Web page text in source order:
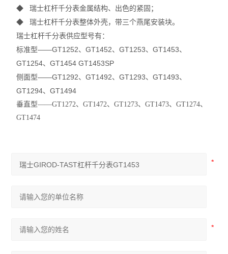
◆
瑞士杠杆千分表金属结构、出色的紧固；
◆
瑞士杠杆千分表整体外壳，带三个燕尾安装块。
瑞士杠杆千分表供应型号有：
标准型——GT1252、GT1452、GT1253、GT1453、
GT1254、GT1454 GT1453SP
侧面型——GT1292、GT1492、GT1293、GT1493、
GT1294、GT1494
垂直型——GT1272、GT1472、GT1273、GT1473、GT1274、
GT1474